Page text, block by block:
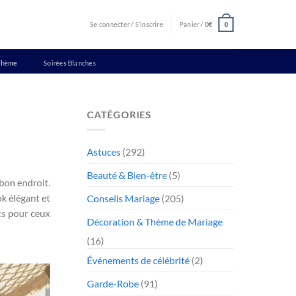
Se connecter / S’inscrire Panier / 0€ 0
Soirées Blanches
endroit.
élégant et
pour ceux
CATÉGORIES
Astuces (292)
Beauté & Bien-être (5)
Conseils Mariage (205)
Décoration & Thème de Mariage
(16)
Événements de célébrité (2)
Garde-Robe (91)